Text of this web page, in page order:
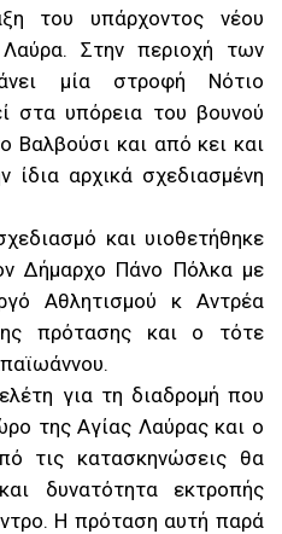
του υπάρχοντος νέου
Στην περιοχή των
μία στροφή Νότιο
στα υπόρεια του βουνού
Βαλβούσι και από κει και
ίδια αρχικά σχεδιασμένη
και υιοθετήθηκε
Δήμαρχο Πάνο Πόλκα με
Αθλητισμού κ Αντρέα
πρότασης και ο τότε
για τη διαδρομή που
της Αγίας Λαύρας και ο
τις κατασκηνώσεις θα
δυνατότητα εκτροπής
Η πρόταση αυτή παρά